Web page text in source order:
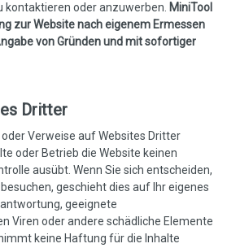
oder anzuwerben. MiniTool
zur Website nach eigenem Ermessen
von Gründen und mit sofortiger
Dritter
oder Verweise auf Websites Dritter
oder Betrieb die Website keinen
ausübt. Wenn Sie sich entscheiden,
geschieht dies auf Ihr eigenes
geeignete
Viren oder andere schädliche Elemente
keine Haftung für die Inhalte